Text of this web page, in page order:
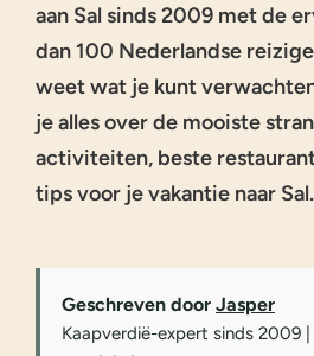
aan Sal sinds 2009 met de
dan 100 Nederlandse
weet wat je kunt
je alles over de mooiste
activiteiten, beste
tips voor je vakantie naar Sal.
Geschreven door Jasper
Kaapverdië-expert sinds 2009